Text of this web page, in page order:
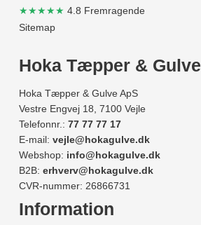
★★★★★ 4.8 Fremragende
Sitemap
Hoka Tæpper & Gulve
Hoka Tæpper & Gulve ApS
Vestre Engvej 18, 7100 Vejle
Telefonnr.: 77 77 77 17
E-mail: vejle@hokagulve.dk
Webshop: info@hokagulve.dk
B2B: erhverv@hokagulve.dk
CVR-nummer: 26866731
Information